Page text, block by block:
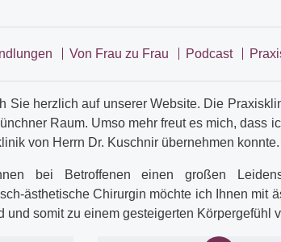
Von Frau zu Frau Podcast
herzlich auf unserer Website. Die
Raum. Umso mehr freut es mich, dass
von Herrn Dr. Kuschnir übernehmen konnte.
bei Betroffenen einen großen
ästhetische Chirurgin möchte ich Ihnen mit
somit zu einem gesteigerten Körpergefühl